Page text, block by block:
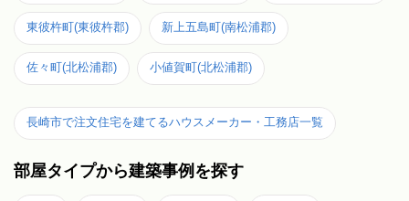
東彼杵町(東彼杵郡) 新上五島町(南松浦郡)
佐々町(北松浦郡) 小値賀町(北松浦郡)
長崎市で注文住宅を建てるハウスメーカー・工務店一覧
部屋タイプから建築事例を探す